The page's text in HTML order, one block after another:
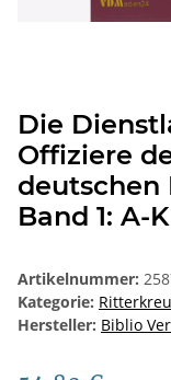
Die
Offiziere
deutschen
Band 1: A-
Artikelnummer:
Kategorie:
Hersteller: Biblio